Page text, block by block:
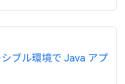
ブル環境で Java アプ